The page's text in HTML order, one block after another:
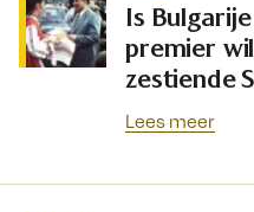
Is
premier
zestiende
Lees meer